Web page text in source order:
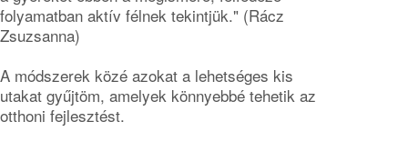
bármelyik
(Ellen
Notbohm)
folyamatban aktív félnek tekintjük." (Rácz
Zsuzsanna)
A módszerek közé azokat a lehetséges kis
utakat gyűjtöm, amelyek könnyebbé tehetik az
otthoni fejlesztést.